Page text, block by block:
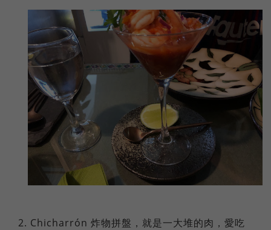
2. Chicharrón 炸物拼盤，就是一大堆的肉，愛吃